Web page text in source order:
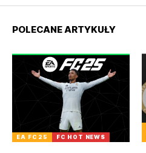
POLECANE ARTYKUŁY
EA FC 25 FC HOT NEWS